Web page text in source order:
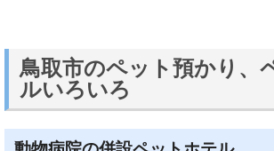
鳥取市のペット預かり、
ルいろいろ